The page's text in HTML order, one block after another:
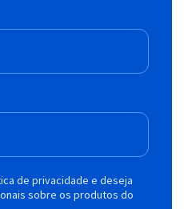
de privacidade e deseja
sobre os produtos do